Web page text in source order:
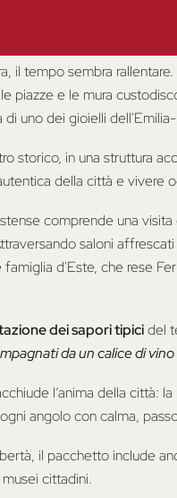
il tempo sembra
piazze e le mura
uno dei gioielli
storico, in una struttura
della città e vivere
comprende una
saloni
d'Este, che rese
dei sapori tipicidel
da un calice di
l’anima della città:
angolo con calma,
il pacchetto include
cittadini.